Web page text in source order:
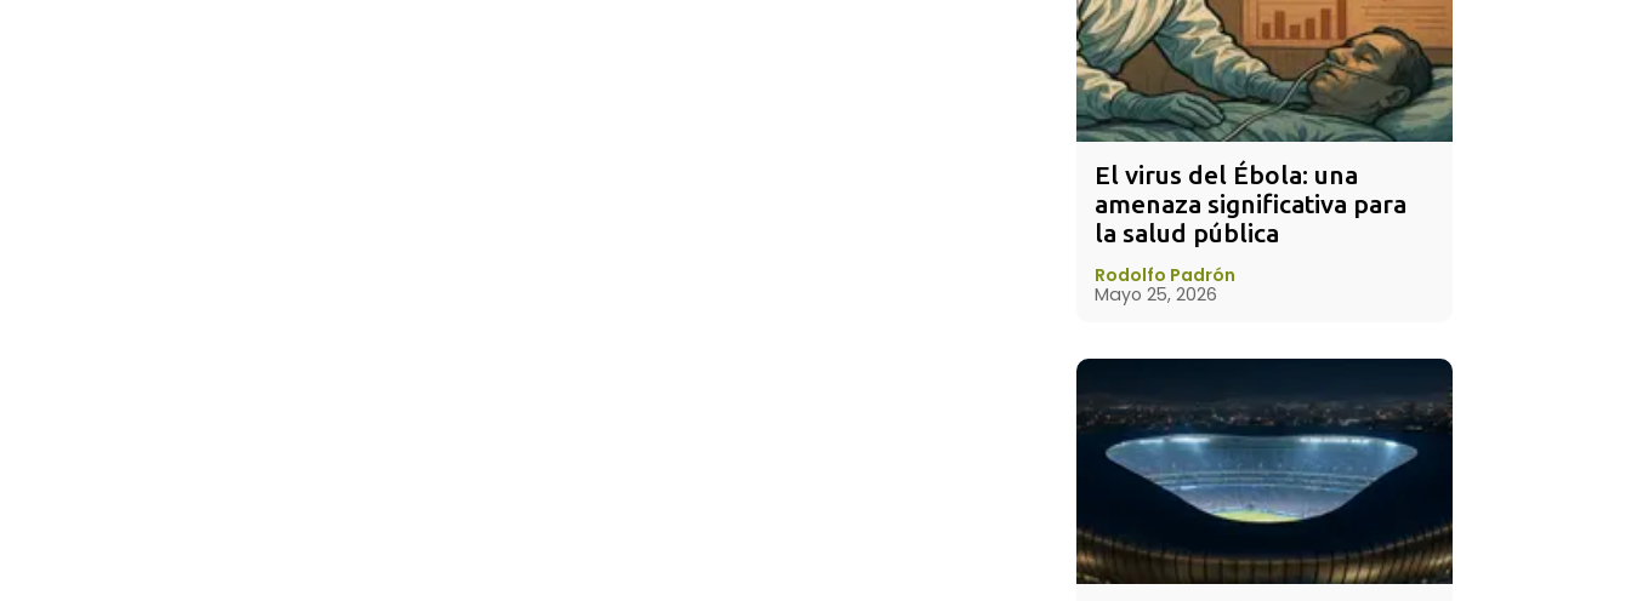
El virus del Ébola: una
amenaza significativa para
la salud pública
Rodolfo Padrón
Mayo 25, 2026